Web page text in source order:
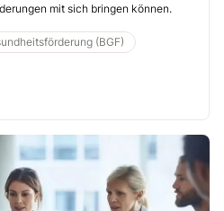
mit sich bringen können.
(BGF)